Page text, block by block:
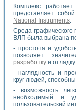
Комплекс
представляет
National Instruments
Среда графического
ВЛП была выбрана
- простота и
позволяет
разработку и
- наглядность и
круг людей,
- возможность
необходимый и
пользовательский